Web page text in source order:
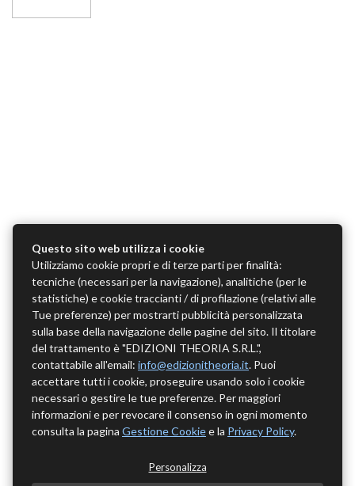
Questo sito web utilizza i cookie
Utilizziamo cookie propri e di terze parti per finalità:
tecniche (necessari per la navigazione), analitiche (per le
statistiche) e cookie traccianti / di profilazione (relativi alle
Tue preferenze) per mostrarti pubblicità personalizzata
sulla base della navigazione delle pagine del sito. Il titolare
del trattamento è "EDIZIONI THEORIA S.R.L.",
contattabile all'email: info@edizionitheoria.it. Puoi
accettare tutti i cookie, proseguire usando solo i cookie
necessari o gestire le tue preferenze. Per maggiori
informazioni e per revocare il consenso in ogni momento
consulta la pagina Gestione Cookiee la Privacy Policy.
Personalizza